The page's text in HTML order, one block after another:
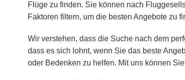
Flüge zu finden. Sie können nach
Faktoren filtern, um die besten Angebote zu
Wir verstehen, dass die Suche nach dem
dass es sich lohnt, wenn Sie das beste
oder Bedenken zu helfen. Mit uns können